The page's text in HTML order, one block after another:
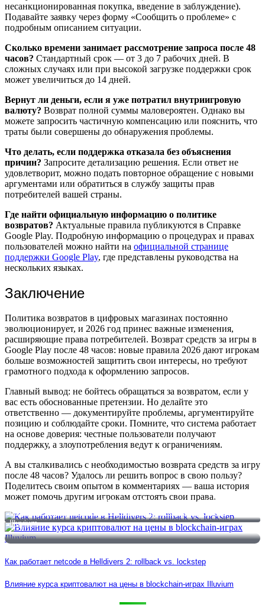
несанкционированная покупка, введение в заблуждение).
Подавайте заявку через форму «Сообщить о проблеме» с
подробным описанием ситуации.
Сколько времени занимает рассмотрение запроса после 48
часов? Стандартный срок — от 3 до 7 рабочих дней. В
сложных случаях или при высокой загрузке поддержки срок
может увеличиться до 14 дней.
Вернут ли деньги, если я уже потратил внутриигровую
валюту? Возврат полной суммы маловероятен. Однако вы
можете запросить частичную компенсацию или пояснить, что
траты были совершены до обнаружения проблемы.
Что делать, если поддержка отказала без объяснения
причин? Запросите детализацию решения. Если ответ не
удовлетворит, можно подать повторное обращение с новыми
аргументами или обратиться в службу защиты прав
потребителей вашей страны.
Где найти официальную информацию о политике
возвратов? Актуальные правила публикуются в Справке
Google Play. Подробную информацию о процедурах и правах
пользователей можно найти на официальной странице
поддержки Google Play, где представлены руководства на
нескольких языках.
Заключение
Политика возвратов в цифровых магазинах постоянно
эволюционирует, и 2026 год принес важные изменения,
расширяющие права потребителей. Возврат средств за игры в
Google Play после 48 часов: новые правила 2026 дают игрокам
больше возможностей защитить свои интересы, но требуют
грамотного подхода к оформлению запросов.
Главный вывод: не бойтесь обращаться за возвратом, если у
вас есть обоснованные претензии. Но делайте это
ответственно — документируйте проблемы, аргументируйте
позицию и соблюдайте сроки. Помните, что система работает
на основе доверия: честные пользователи получают
поддержку, а злоупотребления ведут к ограничениям.
А вы сталкивались с необходимостью возврата средств за игру
после 48 часов? Удалось ли решить вопрос в свою пользу?
Поделитесь своим опытом в комментариях — ваша история
может помочь другим игрокам отстоять свои права.
Как работает netcode в Helldivers 2: rollback vs. lockstep
Влияние курса криптовалют на цены в blockchain-играх
Illuvium
Как работает netcode в Helldivers 2: rollback vs. lockstep
Влияние курса криптовалют на цены в blockchain-играх Illuvium